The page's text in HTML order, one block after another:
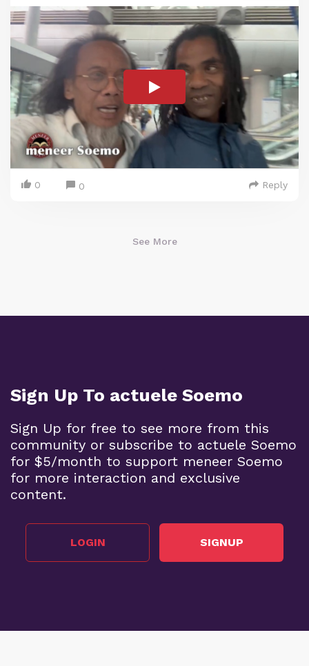
0 0 Reply
See More
Sign Up To actuele Soemo
Sign Up for free to see more from this
community or subscribe to actuele Soemo
for $5/month to support meneer Soemo
for more interaction and exclusive
content.
LOGIN SIGNUP